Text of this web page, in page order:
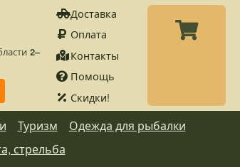
Доставка
Оплата
Контакты
Помощь
Скидки!
2–
Туризм
Одежда для рыбалки
стрельба